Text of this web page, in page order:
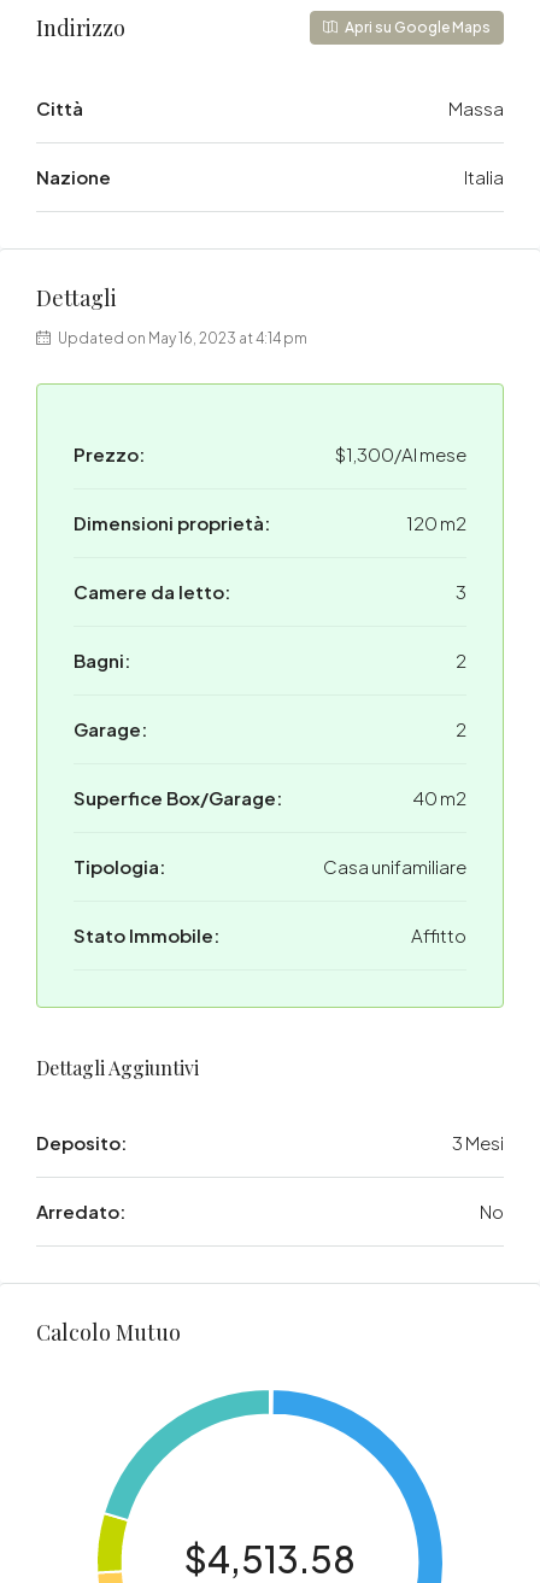
Indirizzo Apri su Google Maps
Città Massa
Nazione Italia
Dettagli
Updated on May 16, 2023 at 4:14 pm
Prezzo: $1,300/Al mese
Dimensioni proprietà: 120 m2
Camere da letto: 3
Bagni: 2
Garage: 2
Superfice Box/Garage: 40 m2
Tipologia: Casa unifamiliare
Stato Immobile: Affitto
Dettagli Aggiuntivi
Deposito: 3 Mesi
Arredato: No
Calcolo Mutuo
$4,513.58